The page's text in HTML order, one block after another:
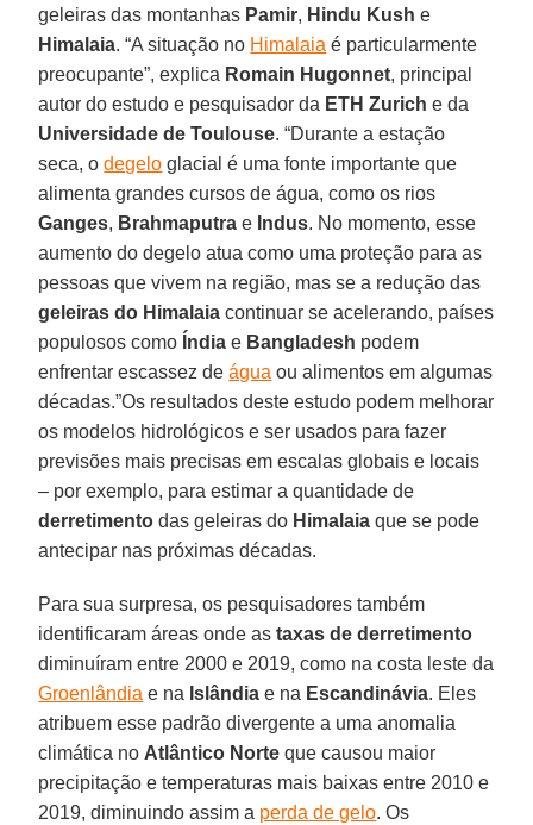
geleiras das montanhas Pamir, Hindu Kush e
Himalaia. “A situação no Himalaia é particularmente
preocupante”, explica Romain Hugonnet, principal
autor do estudo e pesquisador da ETH Zurich e da
Universidade de Toulouse. “Durante a estação
seca, odegelo glacial é uma fonte importante que
alimenta grandes cursos de água, como os rios
Ganges, Brahmaputra e Indus. No momento, esse
aumento do degelo atua como uma proteção para as
pessoas que vivem na região, mas se a redução das
geleiras do Himalaia continuar se acelerando, países
populosos como Índia e Bangladesh podem
enfrentar escassez deágua ou alimentos em algumas
décadas.”Os resultados deste estudo podem melhorar
os modelos hidrológicos e ser usados para fazer
previsões mais precisas em escalas globais e locais
– por exemplo, para estimar a quantidade de
derretimento das geleiras do Himalaia que se pode
antecipar nas próximas décadas.
Para sua surpresa, os pesquisadores também
identificaram áreas onde astaxas de derretimento
diminuíram entre 2000 e 2019, como na costa leste da
Groenlândia e na Islândia e na Escandinávia. Eles
atribuem esse padrão divergente a uma anomalia
climática no Atlântico Norte que causou maior
precipitação e temperaturas mais baixas entre 2010 e
2019, diminuindo assim a perda de gelo. Os